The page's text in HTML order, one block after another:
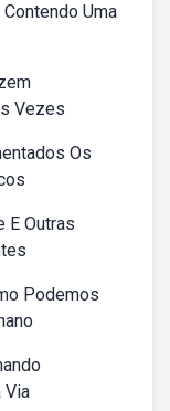
Uma
Vezes
Os
E Outras
Podemos
Via